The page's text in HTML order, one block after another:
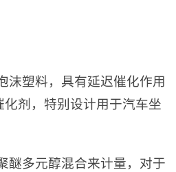
沫塑料，具有延迟催化作用
剂，特别设计用于汽车坐
醚多元醇混合来计量，对于